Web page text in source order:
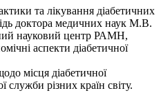
та лікування діабетичних
доктора медичних наук М.В.
науковий центр РАМН,
аспекти діабетичної
місця діабетичної
служби різних країн світу.